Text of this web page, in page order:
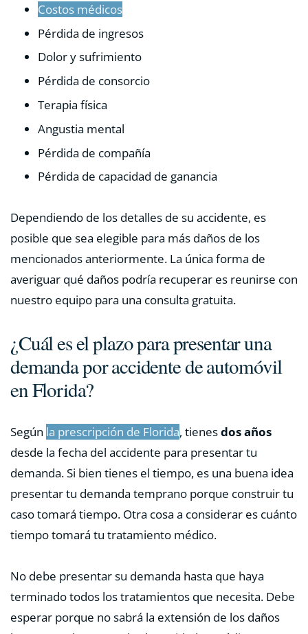
Costos médicos
Pérdida de ingresos
Dolor y sufrimiento
Pérdida de consorcio
Terapia física
Angustia mental
Pérdida de compañía
Pérdida de capacidad de ganancia
Dependiendo de los detalles de su accidente, es
posible que sea elegible para más daños de los
mencionados anteriormente. La única forma de
averiguar qué daños podría recuperar es reunirse con
nuestro equipo para una consulta gratuita.
¿Cuál es el plazo para presentar una
demanda por accidente de automóvil
en Florida?
Según la prescripción de Florida, tienesdos años
desde la fecha del accidente para presentar tu
demanda. Si bien tienes el tiempo, es una buena idea
presentar tu demanda temprano porque construir tu
caso tomará tiempo. Otra cosa a considerar es cuánto
tiempo tomará tu tratamiento médico.
No debe presentar su demanda hasta que haya
terminado todos los tratamientos que necesita. Debe
esperar porque no sabrá la extensión de los daños